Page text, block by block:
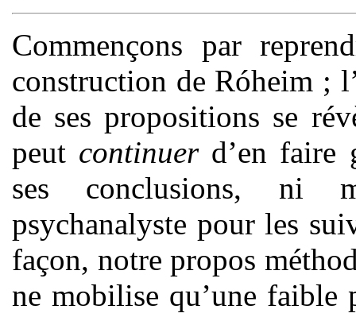
Commençons par
construction de Róheim ;
de ses propositions se
peut continuerd’en faire
ses conclusions, ni
psychanalyste pour les
façon, notre propos
ne mobilise qu’une faible